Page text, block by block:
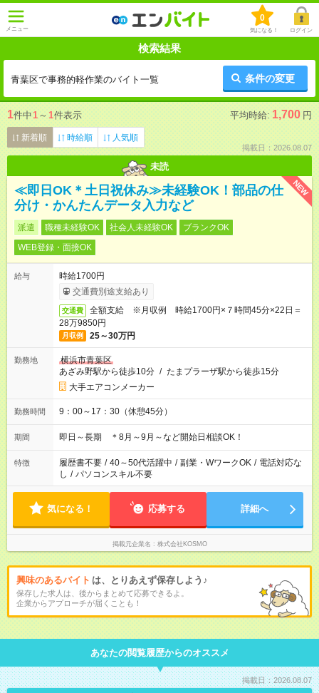
メニュー
0
気になる！ ログイン
検索結果
青葉区で事務的軽作業のバイト一覧 条件の変更
1件中1 ～ 1件表示 平均時給: 1,700 円
新着順 時給順 人気順
掲載日：2026.08.07
未読
NEW
≪即日OK＊土日祝休み≫未経験OK！部品の仕
分け・かんたんデータ入力など
派遣 職種未経験OK 社会人未経験OK
ブランクOK
WEB登録・面接OK
給与
時給1700円
交通費別途支給あり
交通費
全額支給 ※月収例 時給1700円×７時間45分×22日＝
28万9850円
月収例 25～30万円
勤務地
横浜市青葉区
あざみ野駅から徒歩10分 / たまプラーザ駅から徒歩15分
大手エアコンメーカー
勤務時間 9：00～17：30（休憩45分）
期間 即日～長期 ＊8月～9月～など開始日相談OK！
特徴 履歴書不要 / 40～50代活躍中 / 副業・WワークOK / 電話対応な
し / パソコンスキル不要
気になる！ 応募する 詳細へ
掲載元企業名 株式会社KOSMO
興味のあるバイト は、とりあえず保存しよう♪
保存した求人は、後からまとめて応募できるよ。
企業からアプローチが届くことも！
あなたの閲覧履歴からのオススメ
掲載日：2026.08.07